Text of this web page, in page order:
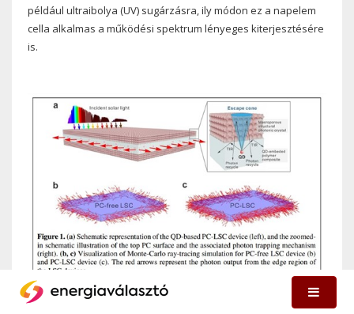
például ultraibolya (UV) sugárzásra, ily módon ez a napelem
cella alkalmas a működési spektrum lényeges kiterjesztésére
is.
13. Ábra - QD alapú lumineszcens napelem rétegei és